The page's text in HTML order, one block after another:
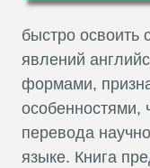
быстро освоить
явлений
формами,
особенностями,
перевода
языке. Книга